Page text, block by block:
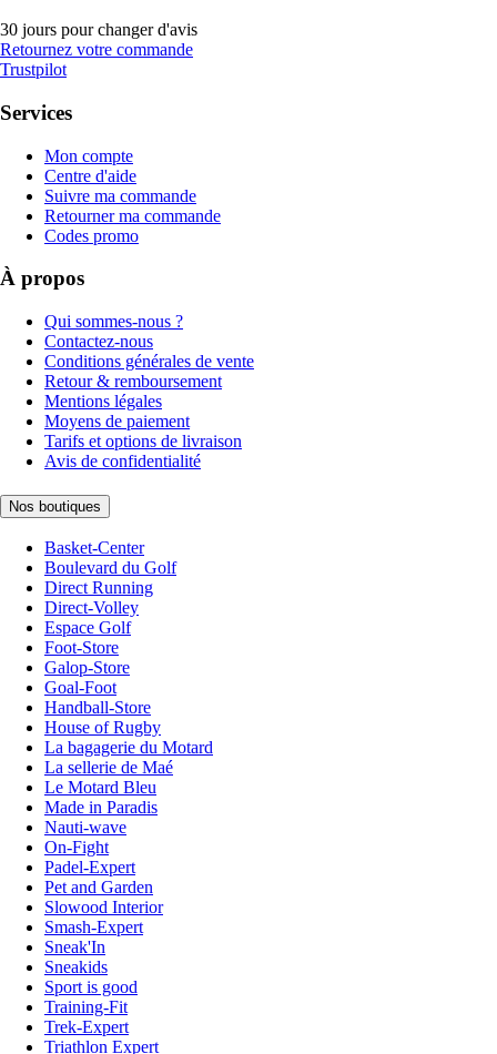
30 jours pour changer d'avis
Retournez votre commande
Trustpilot
Services
Mon compte
Centre d'aide
Suivre ma commande
Retourner ma commande
Codes promo
À propos
Qui sommes-nous ?
Contactez-nous
Conditions générales de vente
Retour & remboursement
Mentions légales
Moyens de paiement
Tarifs et options de livraison
Avis de confidentialité
Nos boutiques
Basket-Center
Boulevard du Golf
Direct Running
Direct-Volley
Espace Golf
Foot-Store
Galop-Store
Goal-Foot
Handball-Store
House of Rugby
La bagagerie du Motard
La sellerie de Maé
Le Motard Bleu
Made in Paradis
Nauti-wave
On-Fight
Padel-Expert
Pet and Garden
Slowood Interior
Smash-Expert
Sneak'In
Sneakids
Sport is good
Training-Fit
Trek-Expert
Triathlon Expert